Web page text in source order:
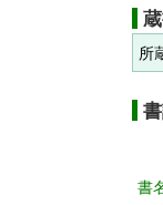
所
書